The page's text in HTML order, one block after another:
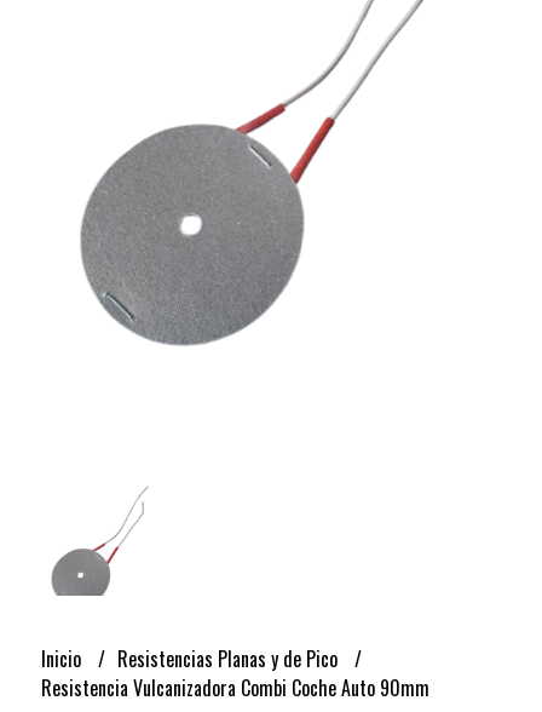
Inicio
Resistencias Planas y de Pico
Resistencia Vulcanizadora Combi Coche Auto 90mm